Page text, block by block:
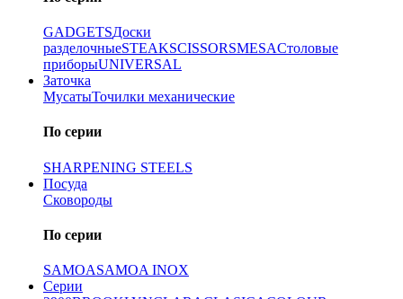
GADGETSДоски
разделочныеSTEAKSCISSORSMESAСтоловые
приборыUNIVERSAL
Заточка
МусатыТочилки механические
По серии
SHARPENING STEELS
Посуда
Сковороды
По серии
SAMOASAMOA INOX
Серии